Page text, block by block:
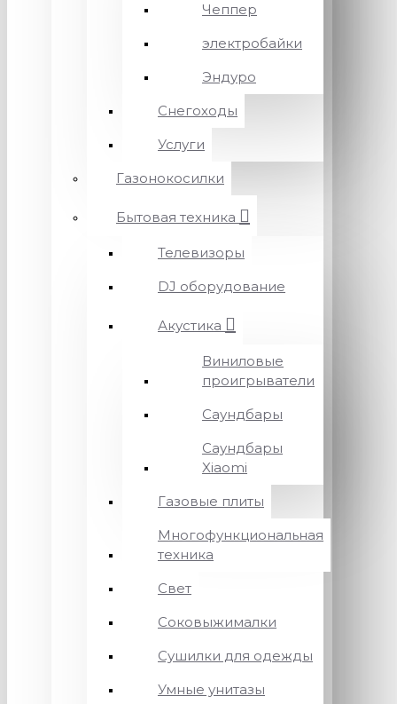
Чеппер
электробайки
Эндуро
Снегоходы
Услуги
Газонокосилки
Бытовая техника
Телевизоры
DJ оборудование
Акустика
Виниловые
проигрыватели
Саундбары
Саундбары
Xiaomi
Газовые плиты
Многофункциональная
техника
Свет
Соковыжималки
Сушилки для одежды
Умные унитазы